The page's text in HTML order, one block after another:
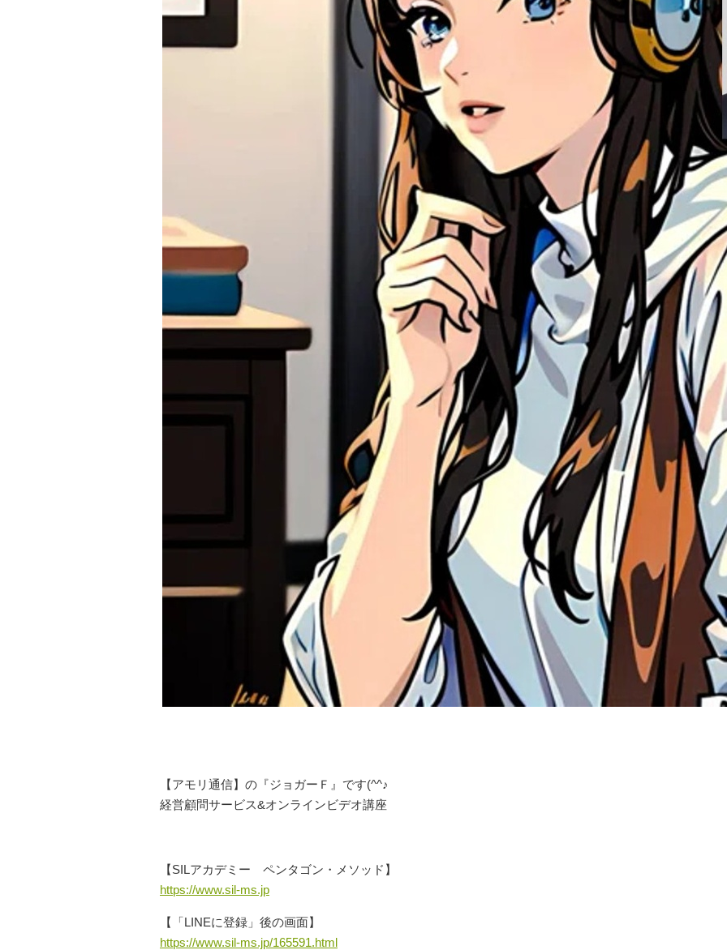
【アモリ通信】の『ジョガーＦ』です(^^♪
経営顧問サービス&オンラインビデオ講座
【SILアカデミー ペンタゴン・メソッド】
https://www.sil-ms.jp
【「LINEに登録」後の画面】
https://www.sil-ms.jp/165591.html